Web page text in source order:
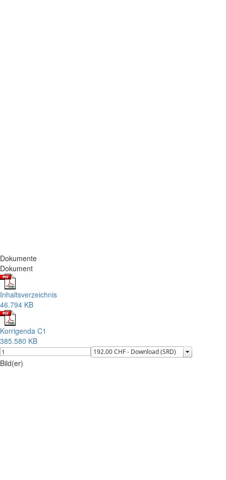
Dokumente
Dokument
Inhaltsverzeichnis
46.794 KB
Korrigenda C1
385.580 KB
Bild(er)